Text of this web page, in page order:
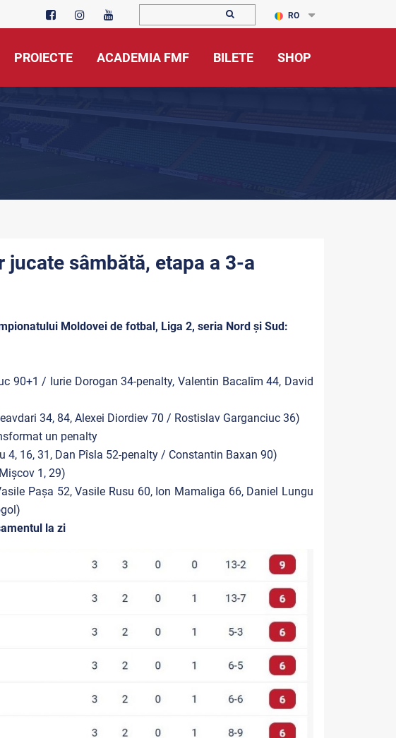
RO
PROIECTE ACADEMIA FMF BILETE SHOP
sâmbătă, etapa a 3-a
Moldovei de fotbal, Liga 2, seria Nord și Sud:
90+1 / Iurie Dorogan 34-penalty, Valentin Bacalîm 44, David
34, 84, Alexei Diordiev 70 / Rostislav Garganciuc 36)
un penalty
4, 16, 31, Dan Pîsla 52-penalty / Constantin Baxan 90)
1, 29)
Pașa 52, Vasile Rusu 60, Ion Mamaliga 66, Daniel Lungu
la zi